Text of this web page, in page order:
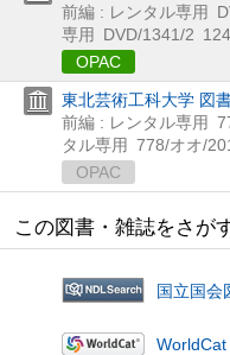
前編 : レンタル専用
専用 DVD/1341/2
OPAC
東北芸術工科大学 図
前編 : レンタル専用
タル専用 778/オオ/
OPAC
この図書・雑誌をさが
国立国会
WorldCat